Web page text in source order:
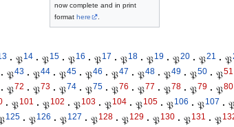
now complete and in print
format here .
· 𝔓14 · 𝔓15 · 𝔓16 · 𝔓17 · 𝔓18 · 𝔓19 · 𝔓20 · 𝔓21 · 𝔓
· 𝔓43 · 𝔓44 · 𝔓45 · 𝔓46 · 𝔓47 · 𝔓48 · 𝔓49 · 𝔓50 · 𝔓51
· 𝔓72 · 𝔓73 · 𝔓74 · 𝔓75 · 𝔓76 · 𝔓77 · 𝔓78 · 𝔓79 · 𝔓80
· 𝔓101 · 𝔓102 · 𝔓103 · 𝔓104 · 𝔓105 · 𝔓106 · 𝔓107 ·
125 · 𝔓126 · 𝔓127 · 𝔓128 · 𝔓129 · 𝔓130 · 𝔓131 · 𝔓